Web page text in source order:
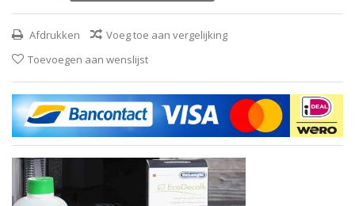
Afdrukken
Voeg toe aan vergelijking
Toevoegen aan wenslijst